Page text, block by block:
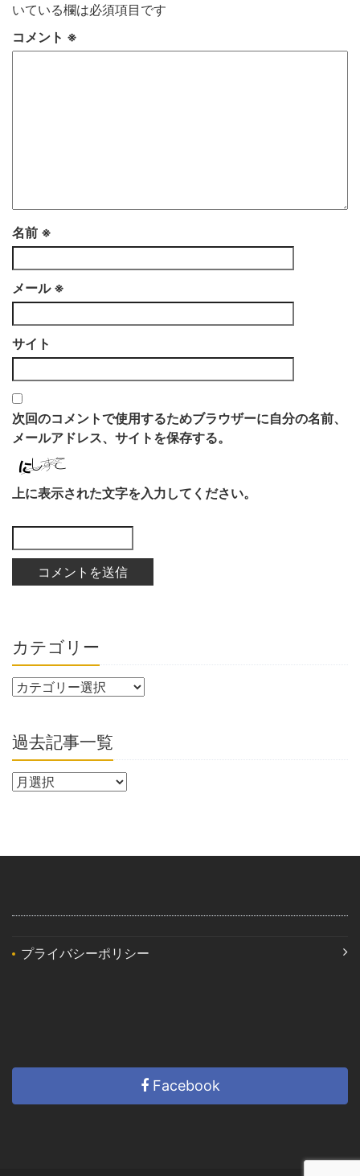
いている欄は必須項目です
コメント ※
名前 ※
メール ※
サイト
次回のコメントで使用するためブラウザーに自分の名前、
メールアドレス、サイトを保存する。
上に表示された文字を入力してください。
カテゴリー
過去記事一覧
プライバシーポリシー
Facebook